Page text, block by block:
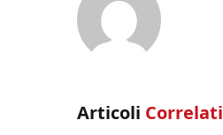
Articoli Correlati